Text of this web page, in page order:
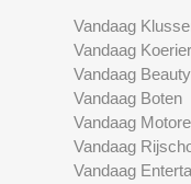
Vandaag
Vandaag
Vandaag Beauty
Vandaag Boten
Vandaag
Vandaag
Vandaag